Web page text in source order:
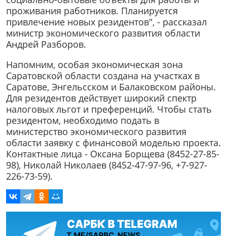
проживания работников. Планируется
привлечение новых резидентов", - рассказал
министр экономического развития области
Андрей Разборов.
Напомним, особая экономическая зона
Саратовской области создана на участках в
Саратове, Энгельсском и Балаковском районы.
Для резидентов действует широкий спектр
налоговых льгот и преференций. Чтобы стать
резидентом, необходимо подать в
министерство экономического развития
области заявку с финансовой моделью проекта.
Контактные лица - Оксана Борщева (8452-27-85-
98), Николай Николаев (8452-47-97-96, +7-927-
226-73-59).